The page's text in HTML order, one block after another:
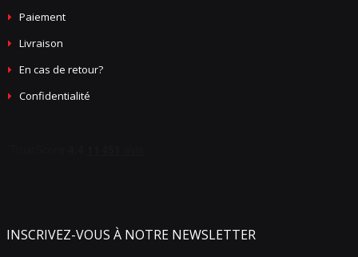
Paiement
Livraison
En cas de retour?
Confidentialité
INSCRIVEZ-VOUS À NOTRE NEWSLETTER